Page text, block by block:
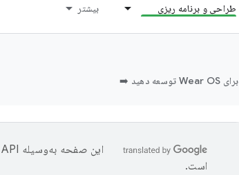
طراحی و برنامه ریزی بیشتر
برای Wear OS توسعه دهید ➡️
این صفحه به‌وسیله
است.